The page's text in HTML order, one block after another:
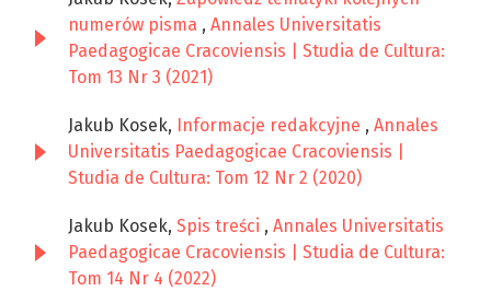
numerów pisma , Annales Universitatis
Paedagogicae Cracoviensis | Studia de Cultura:
Tom 13 Nr 3 (2021)
Jakub Kosek, Informacje redakcyjne , Annales
Universitatis Paedagogicae Cracoviensis |
Studia de Cultura: Tom 12 Nr 2 (2020)
Jakub Kosek, Spis treści , Annales Universitatis
Paedagogicae Cracoviensis | Studia de Cultura:
Tom 14 Nr 4 (2022)